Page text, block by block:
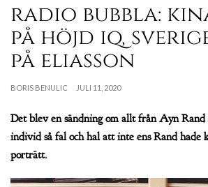
radio bubbla:
på höjd iq,
på eliasson
BORIS BENULIC JULI 11, 2020
Det blev en sändning om allt från Ayn Rand
individ så fal och hal att inte ens Rand hade
porträtt.